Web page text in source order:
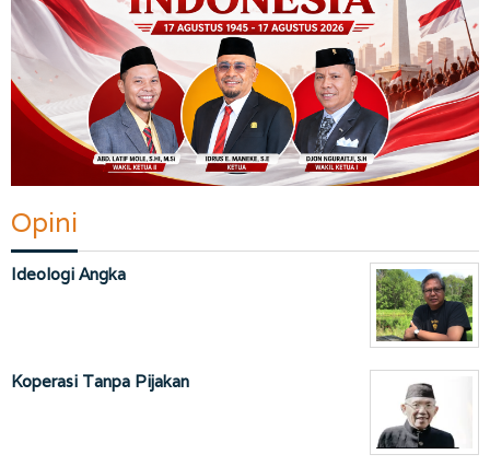
Opini
Ideologi Angka
Koperasi Tanpa Pijakan